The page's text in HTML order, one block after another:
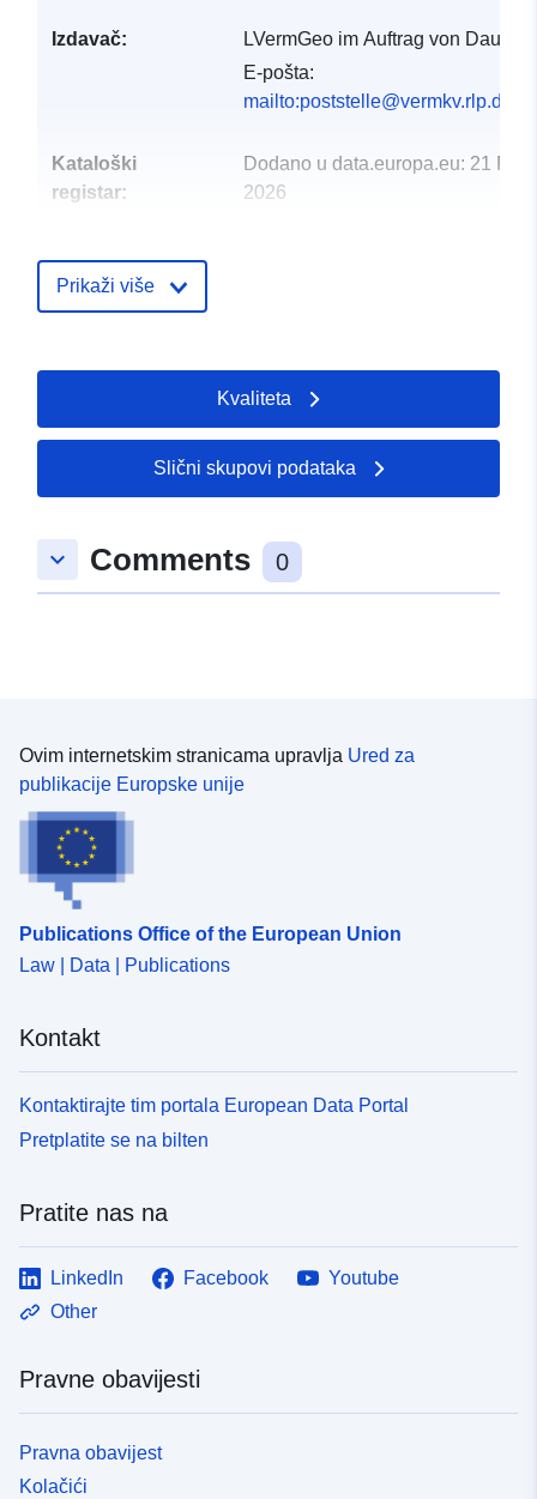
Izdavač:
LVermGeo im Auftrag von Daun
E-pošta:
mailto:poststelle@vermkv.rlp.de
Kataloški
registar:
Dodano u data.europa.eu: 21
2026
Prostorno:
50.2039 ], [ 6.79107,
50.2034 ], [ 6.78902,
50.2034 ], [ 6.78902,
50.2039 ] ]
Tip: Polygon
uriRef:
http://data.europa.eu/88u/dataset/
5509-54d4-d145-88aefa81941e
Prikaži više
Kvaliteta
Slični skupovi podataka
keyboard_arrow_down Comments 0
Ovim internetskim stranicama upravlja Ured za
publikacije Europske unije
Publications Office of the European Union
Law | Data | Publications
Kontakt
Kontaktirajte tim portala European Data Portal
Pretplatite se na bilten
Pratite nas na
LinkedIn Facebook
Youtube
Other
Pravne obavijesti
Pravna obavijest
Kolačići